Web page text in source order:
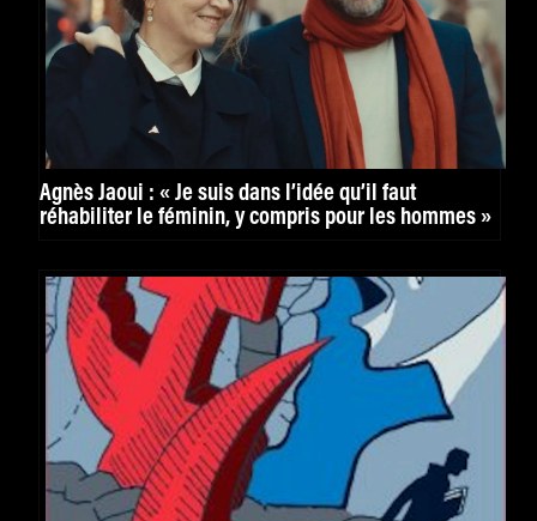
Agnès Jaoui : « Je suis dans l’idée qu’il faut
réhabiliter le féminin, y compris pour les hommes »